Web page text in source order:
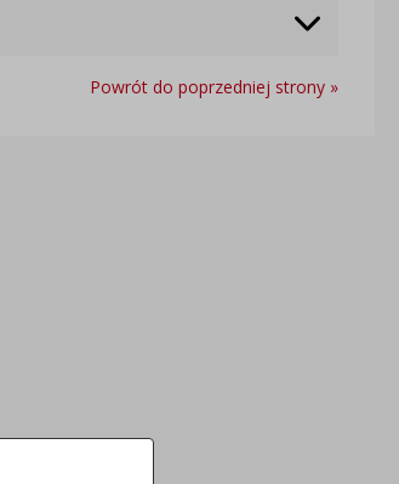
Powrót do poprzedniej strony »